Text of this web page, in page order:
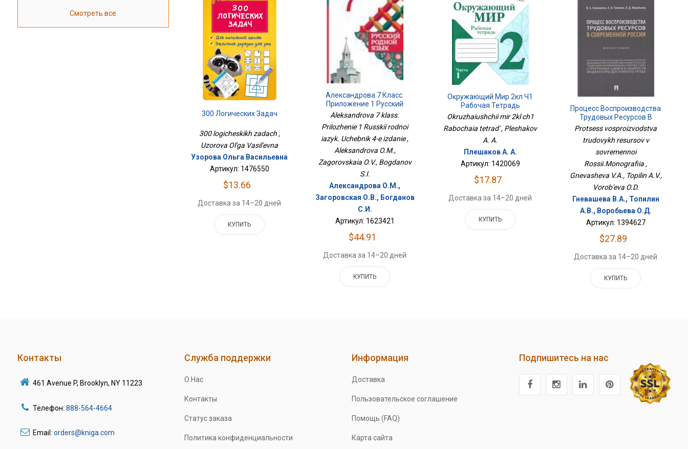
Смотреть все
300 Логических Задач
300 logicheskikh zadach ,
Uzorova Ol'ga Vasil'evna
Узорова Ольга Васильевна
Артикул: 1476550
$13.66
Доставка за 14–20 дней
КУПИТЬ
Александрова 7 Класс.
Приложение 1 Русский
Родной Язык. Учебник 4-Е
Aleksandrova 7 klass.
Prilozhenie 1 Russkii rodnoi
iazyk. Uchebnik 4-e izdanie ,
Aleksandrova O.M.,
Zagorovskaia O.V., Bogdanov
S.I.
Александрова О.М.,
Загоровская О.В., Богданов
С.И.
Артикул: 1623421
$44.91
Доставка за 14–20 дней
КУПИТЬ
Окружающий Мир 2кл Ч1
Рабочая Тетрадь
Okruzhaiushchii mir 2kl ch1
Rabochaia tetrad' , Pleshakov
A. A.
Плешаков А. А.
Артикул: 1420069
$17.87
Доставка за 14–20 дней
КУПИТЬ
Процесс Воспроизводства
Трудовых Ресурсов В
Современной
России.Монография
Protsess vosproizvodstva
trudovykh resursov v
sovremennoi
Rossii.Monografiia ,
Gnevasheva V.A., Topilin A.V.,
Vorob'eva O.D.
Гневашева В.А., Топилин
А.В., Воробьева О.Д.
Артикул: 1394627
$27.89
Доставка за 14–20 дней
КУПИТЬ
Контакты
461 Avenue P, Brooklyn, NY 11223
Телефон: 888-564-4664
Email: orders@kniga.com
Служба поддержки
О Нас
Контакты
Статус заказа
Политика конфиденциальности
Информация
Доставка
Пользовательское соглашение
Помощь (FAQ)
Карта сайта
Подпишитесь на нас